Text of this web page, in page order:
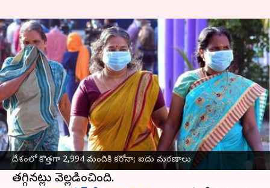
దేశంలో కొత్తగా 2,994 మందికి కరోనా; ఐదు మరణాలు
దేశంలో కొత్తగా 2,994 మందికి కరోనా;
ఐదు మరణాలు
వ్రాసిన వారు Stalin Apr 01, 2023 12:07 pm
ఈ వార్తాకథనం ఏంటి
24గంటల్లో భారతదేశంలో 2,994 కొత్తకోవిడ్ -19 కేసులు
నమోదైనట్లు శనివారం కేంద్రం ఆరోగ్య శాఖ పేర్కొంది.
గత రోజుతో పోల్చుకుంటే కేసులు 101 మేరకు
తగ్గినట్లు వెల్లడించింది.